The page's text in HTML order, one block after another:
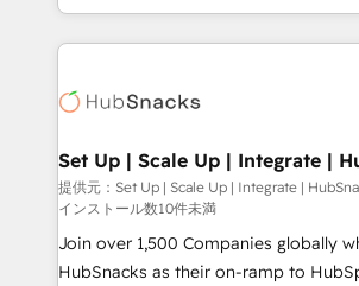
HubSpot COS Performance Award
COS Design Award 🏆2013 HubSpot
Partner 📆Founded in 1997
digital marketing; we do it all (and
results)! In short, our services include: - HubSpot
HubSpot development: websites,
marketing, advertising, campaigns,
design We connect people, data and technology to
improve customer experiences. With
people, exciting ideas and can-do
ensure revenue growth on a daily basis. So tell
Set Up | Scale Up | Integrate |
FlexPlan
提供元：Set Up | Scale Up | Integrate |
インストール数10件未満
Join over 1,500 Companies globally
HubSnacks as their on-ramp to